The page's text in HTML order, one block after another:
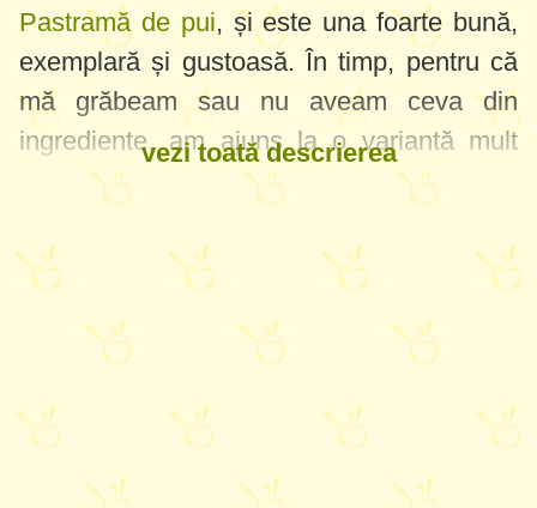
Pastramă de pui, și este una foarte bună,
exemplară și gustoasă. În timp, pentru că
mă grăbeam sau nu aveam ceva din
ingrediente, am ajuns la o variantă mult
mai simplificată de pastramă din piept de
să nu o modific pe cea veche, are loc și ea
pentru cei mai cu răbdare :) Această
pastramă iese perfect cu piept de pui sau
fragedă, dar merge la o nevoie(folosiți
mușchiuleț sau cotlet de porc).
vezi toată descrierea